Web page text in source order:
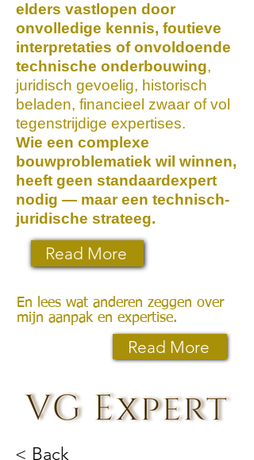
elders vastlopen door
onvolledige kennis, foutieve
interpretaties of onvoldoende
technische onderbouwing,
juridisch gevoelig, historisch
beladen, financieel zwaar of vol
tegenstrijdige expertises.
Wie een complexe
bouwproblematiek wil winnen,
heeft geen standaardexpert
nodig — maar een technisch-
juridische strateeg.
Read More
En lees wat anderen zeggen over
mijn aanpak en expertise.
Read More
< Back